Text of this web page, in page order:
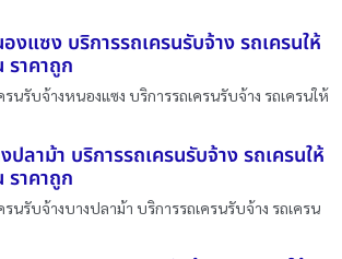
งแซง บริการรถเครนรับจ้าง รถเครนให้
ราคาถูก
รนรับจ้างหนองแซง บริการรถเครนรับจ้าง รถเครนให้
ปลาม้า บริการรถเครนรับจ้าง รถเครนให้
ราคาถูก
รนรับจ้างบางปลาม้า บริการรถเครนรับจ้าง รถเครน